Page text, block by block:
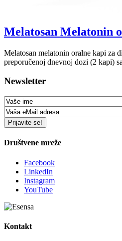
Melatosan Melatonin
Melatosan melatonin oralne kapi za
preporučenoj dnevnoj dozi (2 kapi)
Newsletter
Društvene mreže
Facebook
LinkedIn
Instagram
YouTube
Kontakt